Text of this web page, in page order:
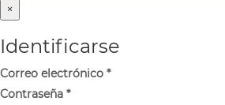
×
Identificarse
Correo electrónico *
Contraseña *